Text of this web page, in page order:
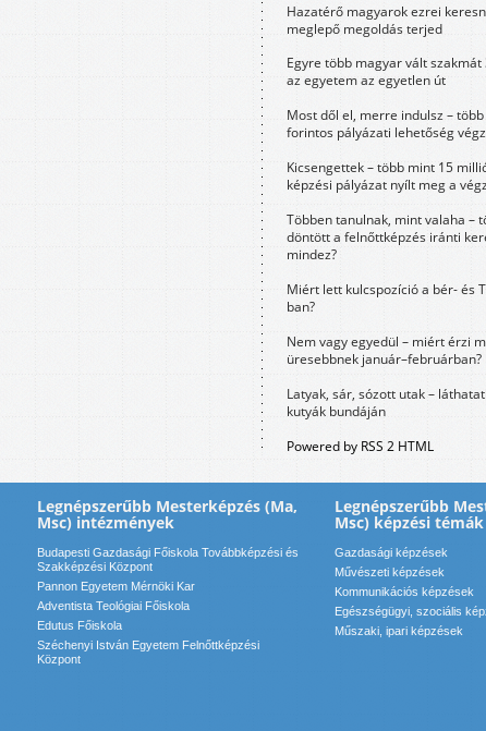
Hazatérő magyarok ezrei
meglepő megoldás terjed
Egyre több magyar vált
az egyetem az egyetlen út
Most dől el, merre indulsz –
forintos pályázati lehetőség
Kicsengettek – több mint 15
képzési pályázat nyílt meg a
Többen tanulnak, mint valaha –
döntött a felnőttképzés iránti
mindez?
Miért lett kulcspozíció a bér- és
ban?
Nem vagy egyedül – miért érzi
üresebbnek január–februárban?
Latyak, sár, sózott utak –
kutyák bundáján
Powered by RSS 2 HTML
Legnépszerűbb Mesterképzés (Ma,
Msc) intézmények
Budapesti Gazdasági Főiskola Továbbképzési és
Szakképzési Központ
Pannon Egyetem Mérnöki Kar
Adventista Teológiai Főiskola
Edutus Főiskola
Széchenyi István Egyetem Felnőttképzési
Központ
Legnépszerűbb
Msc) képzési témák
Gazdasági képzések
Művészeti képzések
Kommunikációs képzések
Egészségügyi, szociális
Műszaki, ipari képzések